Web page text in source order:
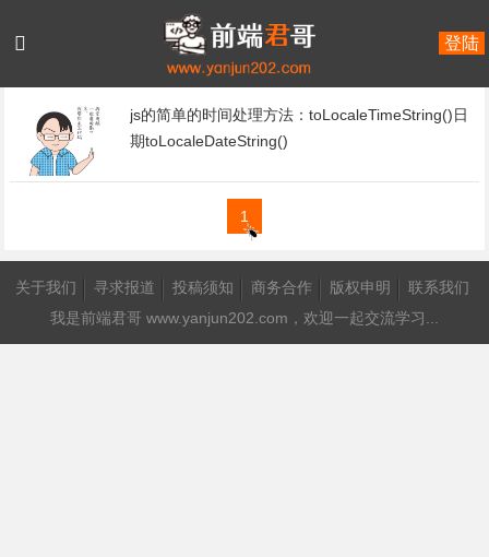
登陆
js的简单的时间处理方法：toLocaleTimeString()日
期toLocaleDateString()
1
关于我们 寻求报道 投稿须知 商务合作 版权申明
联系我们
我是前端君哥 www.yanjun202.com ，欢迎一起交流学习...